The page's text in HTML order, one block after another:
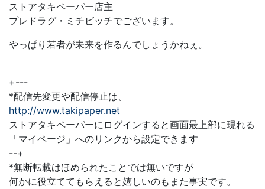
ストアタキペーパー店主
プレドラグ・ミチビッチでございます。
やっぱり若者が未来を作るんでしょうかねぇ。
+---
*配信先変更や配信停止は、
http://www.takipaper.net
ストアタキペーパーにログインすると画面最上部に現れる
「マイページ」へのリンクから設定できます
--+
*無断転載はほめられたことでは無いですが
何かに役立ててもらえると嬉しいのもまた事実です。